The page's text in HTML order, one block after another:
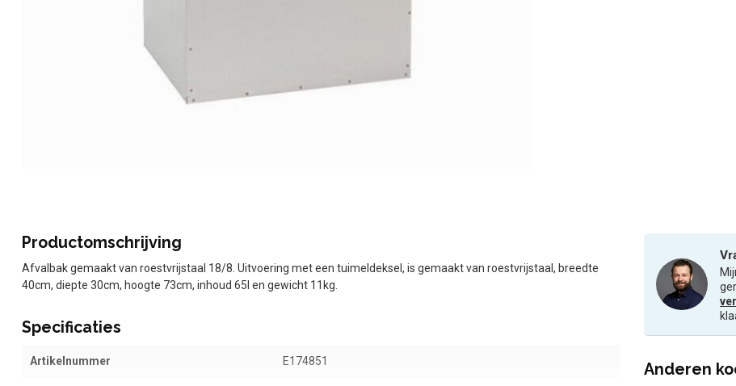
Productomschrijving
Afvalbak gemaakt van roestvrijstaal 18/8. Uitvoering met een tuimeldeksel, is gemaakt van roestvrijstaal, breedte
40cm, diepte 30cm, hoogte 73cm, inhoud 65l en gewicht 11kg.
Specificaties
Artikelnummer E174851 Anderen